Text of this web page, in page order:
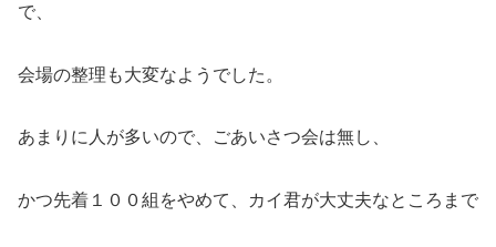
で、
会場の整理も大変なようでした。
あまりに人が多いので、ごあいさつ会は無し、
かつ先着１００組をやめて、カイ君が大丈夫なところまで